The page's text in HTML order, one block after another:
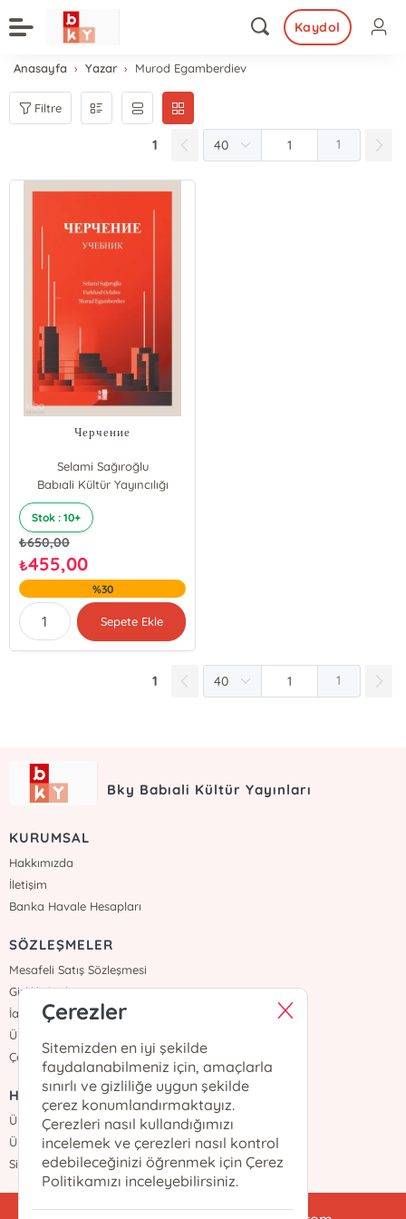
Kaydol
Anasayfa Yazar Murod Egamberdiev
Filtre
1 1
Черчение
Selami Sağıroğlu
Farkhod Orchilov
Murod Egamberdiev
Babıali Kültür Yayıncılığı
Stok : 10+
₺650,00
₺455,00
%30
Sepete Ekle
1 1
Bky Babıali Kültür Yayınları
KURUMSAL
Hakkımızda
İletişim
Banka Havale Hesapları
SÖZLEŞMELER
Mesafeli Satış Sözleşmesi
Gizlilik Sözleşmesi
İade ve Teslimat
Üyelik Sözleşmesi
Çerez Politikası
HIZLI ERİŞİM
Üye Ol
Üye Girişi
Sipariş Takip
Çerezler
Sitemizden en iyi şekilde
faydalanabilmeniz için, amaçlarla
sınırlı ve gizliliğe uygun şekilde
çerez konumlandırmaktayız.
Çerezleri nasıl kullandığımızı
incelemek ve çerezleri nasıl kontrol
edebileceğinizi öğrenmek için Çerez
Politikamızı inceleyebilirsiniz.